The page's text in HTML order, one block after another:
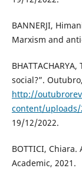
BANNERJI,
Marxism and
social?”.
http://
content/uploads/
19/12/2022.
BOTTICI,
Academic, 2021.